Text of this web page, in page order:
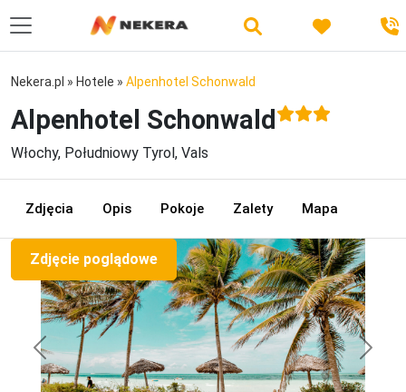
Nekera.pl » Hotele » Alpenhotel Schonwald
Alpenhotel Schonwald
Włochy, Południowy Tyrol, Vals
Zdjęcia Opis Pokoje Zalety Mapa
Zdjęcie poglądowe
Previous Next